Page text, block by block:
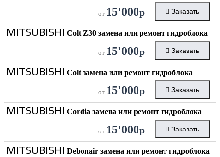
от 15'000р Заказать
MITSUBISHI Colt Z30 замена или ремонт гидроблока
от 15'000р Заказать
MITSUBISHI Colt замена или ремонт гидроблока
от 15'000р Заказать
MITSUBISHI Cordia замена или ремонт гидроблока
от 15'000р Заказать
MITSUBISHI Debonair замена или ремонт гидроблока